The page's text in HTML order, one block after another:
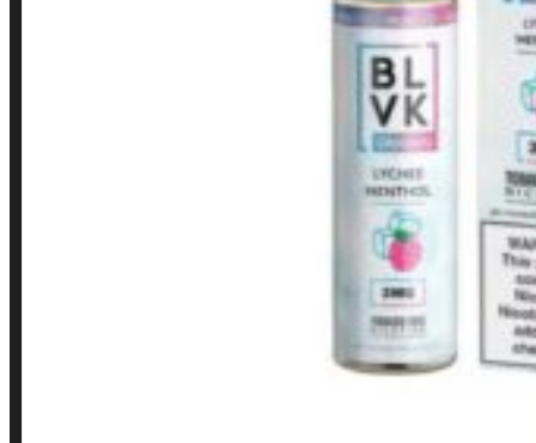
Política de Garantia, Reembolso e Devolução